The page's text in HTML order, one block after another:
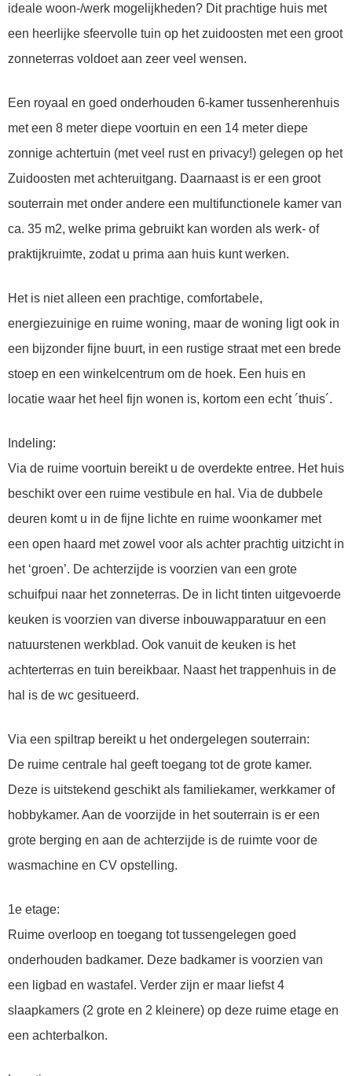
ideale woon-/werk mogelijkheden? Dit prachtige huis met
een heerlijke sfeervolle tuin op het zuidoosten met een groot
zonneterras voldoet aan zeer veel wensen.
Een royaal en goed onderhouden 6-kamer tussenherenhuis
met een 8 meter diepe voortuin en een 14 meter diepe
zonnige achtertuin (met veel rust en privacy!) gelegen op het
Zuidoosten met achteruitgang. Daarnaast is er een groot
souterrain met onder andere een multifunctionele kamer van
ca. 35 m2, welke prima gebruikt kan worden als werk- of
praktijkruimte, zodat u prima aan huis kunt werken.
Het is niet alleen een prachtige, comfortabele,
energiezuinige en ruime woning, maar de woning ligt ook in
een bijzonder fijne buurt, in een rustige straat met een brede
stoep en een winkelcentrum om de hoek. Een huis en
locatie waar het heel fijn wonen is, kortom een echt ´thuis´.
Indeling:
Via de ruime voortuin bereikt u de overdekte entree. Het huis
beschikt over een ruime vestibule en hal. Via de dubbele
deuren komt u in de fijne lichte en ruime woonkamer met
een open haard met zowel voor als achter prachtig uitzicht in
het ‘groen’. De achterzijde is voorzien van een grote
schuifpui naar het zonneterras. De in licht tinten uitgevoerde
keuken is voorzien van diverse inbouwapparatuur en een
natuurstenen werkblad. Ook vanuit de keuken is het
achterterras en tuin bereikbaar. Naast het trappenhuis in de
hal is de wc gesitueerd.
Via een spiltrap bereikt u het ondergelegen souterrain:
De ruime centrale hal geeft toegang tot de grote kamer.
Deze is uitstekend geschikt als familiekamer, werkkamer of
hobbykamer. Aan de voorzijde in het souterrain is er een
grote berging en aan de achterzijde is de ruimte voor de
wasmachine en CV opstelling.
1e etage:
Ruime overloop en toegang tot tussengelegen goed
onderhouden badkamer. Deze badkamer is voorzien van
een ligbad en wastafel. Verder zijn er maar liefst 4
slaapkamers (2 grote en 2 kleinere) op deze ruime etage en
een achterbalkon.